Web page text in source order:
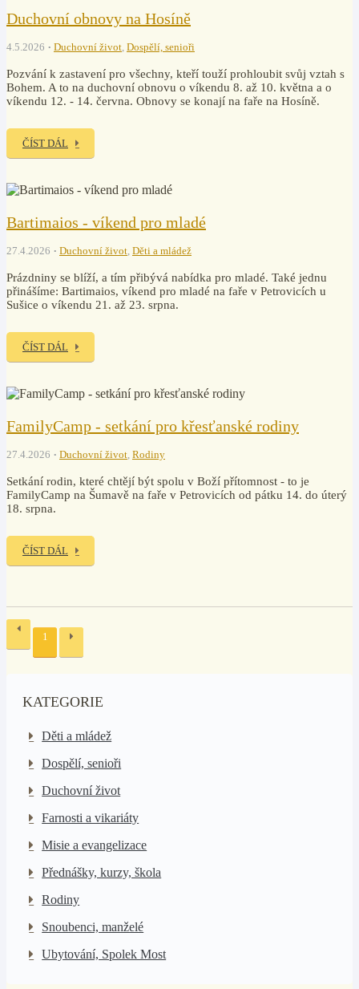
Duchovní obnovy na Hosíně
4.5.2026 Duchovní život, Dospělí, senioři
Pozvání k zastavení pro všechny, kteří touží prohloubit svůj vztah s
Bohem. A to na duchovní obnovu o víkendu 8. až 10. května a o
víkendu 12. - 14. června. Obnovy se konají na faře na Hosíně.
ČÍST DÁL
Bartimaios - víkend pro mladé
27.4.2026 Duchovní život, Děti a mládež
Prázdniny se blíží, a tím přibývá nabídka pro mladé. Také jednu
přinášíme: Bartimaios, víkend pro mladé na faře v Petrovicích u
Sušice o víkendu 21. až 23. srpna.
ČÍST DÁL
FamilyCamp - setkání pro křesťanské rodiny
27.4.2026 Duchovní život, Rodiny
Setkání rodin, které chtějí být spolu v Boží přítomnost - to je
FamilyCamp na Šumavě na faře v Petrovicích od pátku 14. do úterý
18. srpna.
ČÍST DÁL
1
KATEGORIE
Děti a mládež
Dospělí, senioři
Duchovní život
Farnosti a vikariáty
Misie a evangelizace
Přednášky, kurzy, škola
Rodiny
Snoubenci, manželé
Ubytování, Spolek Most